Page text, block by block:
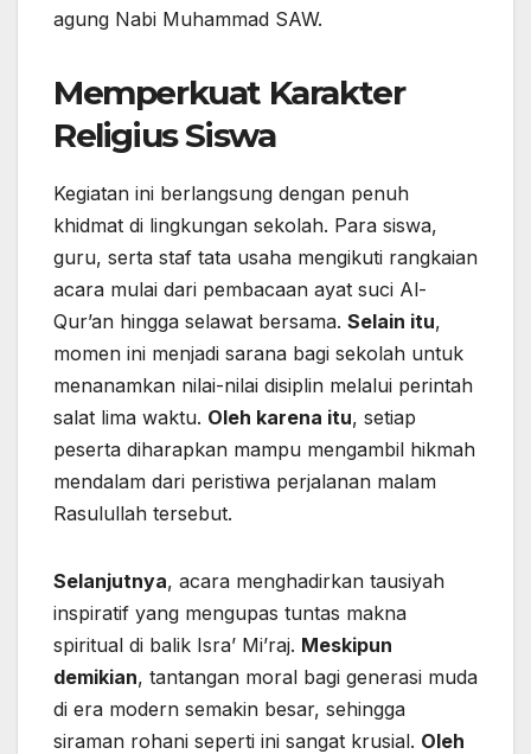
agung Nabi Muhammad SAW.
Memperkuat Karakter
Religius Siswa
Kegiatan ini berlangsung dengan penuh
khidmat di lingkungan sekolah. Para siswa,
guru, serta staf tata usaha mengikuti rangkaian
acara mulai dari pembacaan ayat suci Al-
Qur’an hingga selawat bersama. Selain itu,
momen ini menjadi sarana bagi sekolah untuk
menanamkan nilai-nilai disiplin melalui perintah
salat lima waktu. Oleh karena itu, setiap
peserta diharapkan mampu mengambil hikmah
mendalam dari peristiwa perjalanan malam
Rasulullah tersebut.
Selanjutnya, acara menghadirkan tausiyah
inspiratif yang mengupas tuntas makna
spiritual di balik Isra’ Mi’raj. Meskipun
demikian, tantangan moral bagi generasi muda
di era modern semakin besar, sehingga
siraman rohani seperti ini sangat krusial. Oleh